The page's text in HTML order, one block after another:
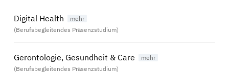
Digital Health
(Berufsbegleitendes Präsenzstudium)
Gerontologie, Gesundheit & Care
(Berufsbegleitendes Präsenzstudium)